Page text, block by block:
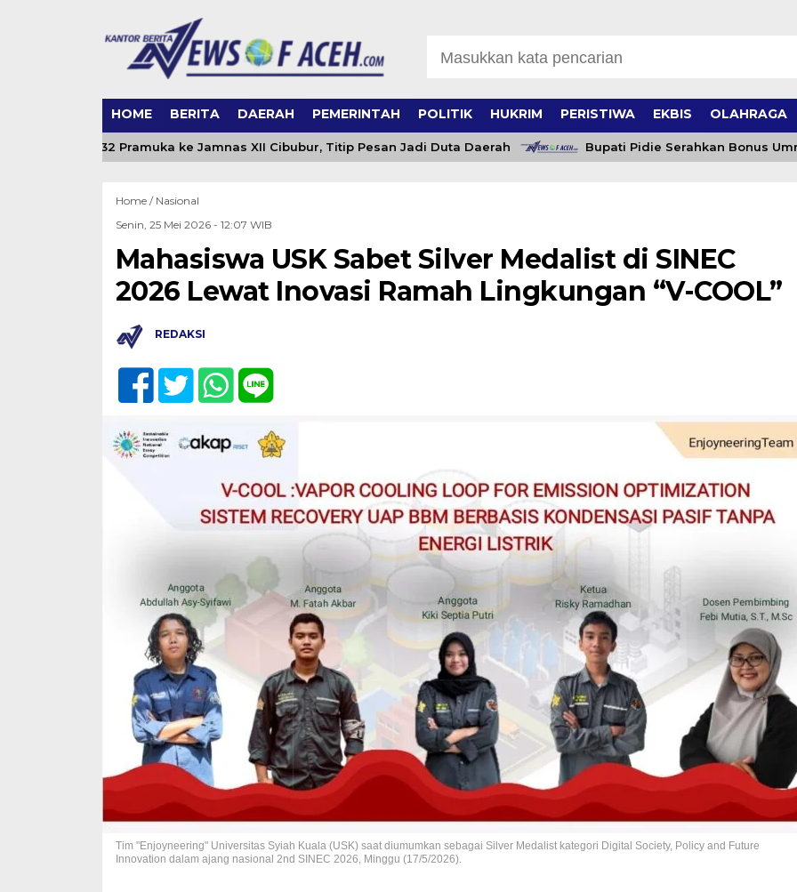
HOME BERITA DAERAH PEMERINTAH POLITIK HUKRIM PERISTIWA EKBIS OLAHRAGA
Lepas 32 Pramuka ke Jamnas XII Cibubur, Titip Pesan Jadi Duta Daerah Bupati Pidie Serahkan Bonus Umrah
Home / Nasional
Senin, 25 Mei 2026 - 12:07 WIB
Mahasiswa USK Sabet Silver Medalist di SINEC
2026 Lewat Inovasi Ramah Lingkungan “V-COOL”
REDAKSI
Tim "Enjoyneering" Universitas Syiah Kuala (USK) saat diumumkan sebagai Silver Medalist kategori Digital Society, Policy and Future
Innovation dalam ajang nasional 2nd SINEC 2026, Minggu (17/5/2026).